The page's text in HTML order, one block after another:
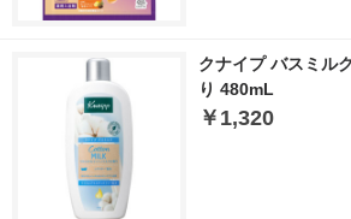
クナイプ バスミル
り 480mL
￥1,320